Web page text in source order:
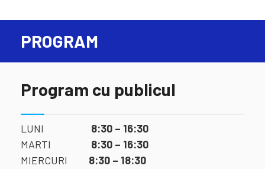
PROGRAM
Program cu publicul
LUNI 8:30 – 16:30
MARTI 8:30 – 16:30
MIERCURI 8:30 – 18:30